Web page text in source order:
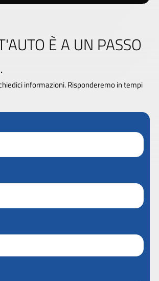
È A UN PASSO
informazioni. Risponderemo in tempi